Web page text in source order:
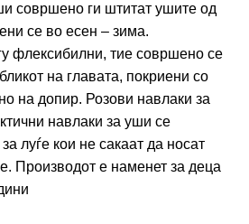
совршено ги штитат ушите од
се во есен – зима.
флексибилни, тие совршено се
на главата, покриени со
на допир. Розови навлаки за
навлаки за уши се
луѓе кои не сакаат да носат
Производот е наменет за деца